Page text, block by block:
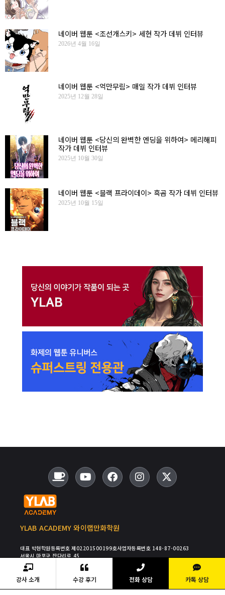
네이버 웹툰 <조선개스키> 세현 작가 데뷔 인터뷰
2026년 4월 16일
네이버 웹툰 <억만무림> 매일 작가 데뷔 인터뷰
2025년 12월 28일
네이버 웹툰 <당신의 완벽한 엔딩을 위하여> 메리해피
작가 데뷔 인터뷰
2025년 10월 30일
네이버 웹툰 <블랙 프라이데이> 흑곰 작가 데뷔 인터뷰
2025년 10월 15일
YLAB ACADEMY 와이랩만화학원
대표 박현학원등록번호 제02201500199호사업자등록번호 148-87-00263
서울시 마포구 잔다리로 45
TEL : 02-334-0808
FAX : 02-334-0801
E-MAIL : ADMIN@YLABAC.KR
COPYRIGHT Ⓒ2015 YLAB ACADEMY ALL RIGHT RESERVED
강사 소개 수강 후기 전화 상담 카톡 상담